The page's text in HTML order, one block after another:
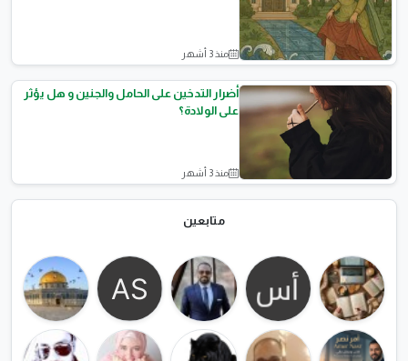
متابعين
قصص اسلامية
منذ 3 أشهر
الصحة الإنجابية (الولادة)
أضرار التدخين على الحامل والجنين و هل يؤثر
على الولادة؟
منذ 3 أشهر